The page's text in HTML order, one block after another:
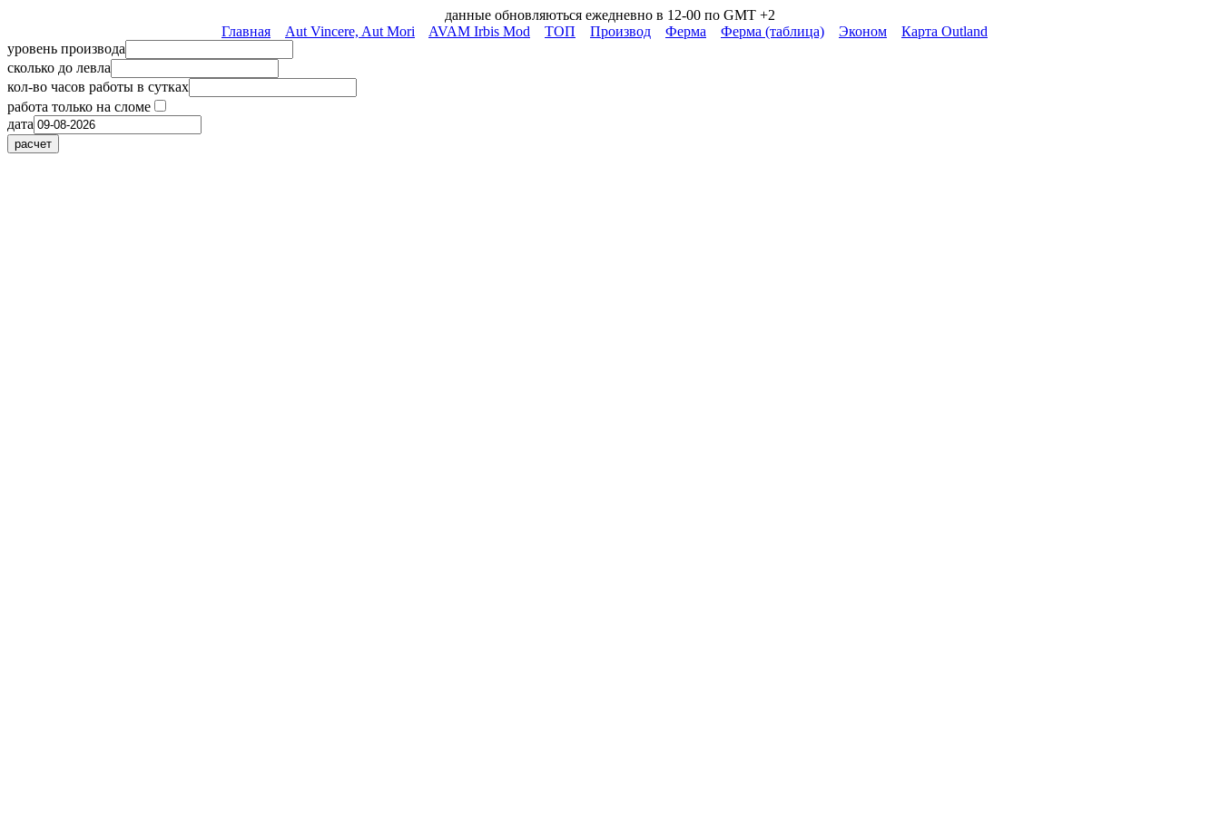
данные обновляються ежедневно в 12-00 по GMT +2
Главная
Aut Vincere, Aut Mori AVAM Irbis Mod ТОП Производ Ферма Ферма (таблица) Эконом
Карта Outland
уровень производа
сколько до левла
кол-во часов работы в сутках
работа только на сломе
дата